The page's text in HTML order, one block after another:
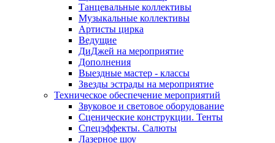
Танцевальные коллективы
Музыкальные коллективы
Артисты цирка
Ведущие
ДиДжей на мероприятие
Дополнения
Выездные мастер - классы
Звезды эстрады на мероприятие
Техническое обеспечение мероприятий
Звуковое и световое оборудование
Сценические конструкции. Тенты
Спецэффекты. Салюты
Лазерное шоу